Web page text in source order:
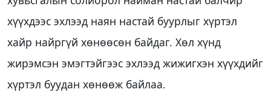
хүүхдээс эхлээд наян настай буурлыг хүртэл
хайр найргүй хөнөөсөн байдаг. Хөл хүнд
жирэмсэн эмэгтэйгээс эхлээд жижигхэн хүүхдийг
хүртэл буудан хөнөөж байлаа.